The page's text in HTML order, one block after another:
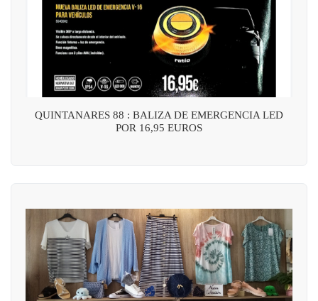
QUINTANARES 88 : BALIZA DE EMERGENCIA LED
POR 16,95 EUROS